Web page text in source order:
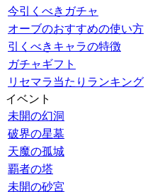
今引くべきガチャ
オーブのおすすめの使い方
引くべきキャラの特徴
ガチャギフト
リセマラ当たりランキング
イベント
未開の幻洞
破界の星墓
天魔の孤城
覇者の塔
未開の砂宮